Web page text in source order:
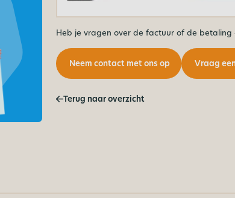
Heb je vragen over de factuur of de betaling
Neem contact met ons op Vraag
Terug naar overzicht